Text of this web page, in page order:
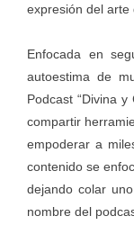
expresión del arte
Enfocada en
autoestima de
Podcast “Divina
compartir
empoderar a
contenido se
dejando colar
nombre del